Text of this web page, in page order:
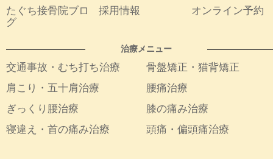
たぐち接骨院ブロ
グ
採用情報 オンライン予約
治療メニュー
交通事故・むち打ち治療
骨盤矯正・猫背矯正
肩こり・五十肩治療
腰痛治療
ぎっくり腰治療
膝の痛み治療
寝違え・首の痛み治療
頭痛・偏頭痛治療